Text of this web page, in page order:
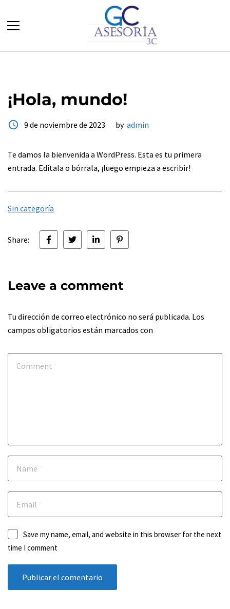
¡Hola, mundo!
access_time 9 de noviembre de 2023 by admin
Te damos la bienvenida a WordPress. Esta es tu primera
entrada. Edítala o bórrala, ¡luego empieza a escribir!
Sin categoría
Share:
Leave a comment
Tu dirección de correo electrónico no será publicada. Los
campos obligatorios están marcados con
Comment
Name
Email
Save my name, email, and website in this browser for the next
time I comment